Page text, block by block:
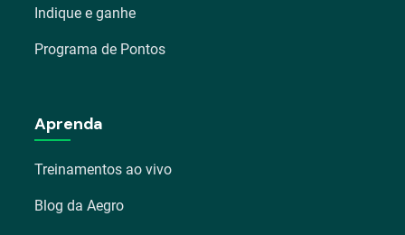
Indique e ganhe
Programa de Pontos
Aprenda
Treinamentos ao vivo
Blog da Aegro